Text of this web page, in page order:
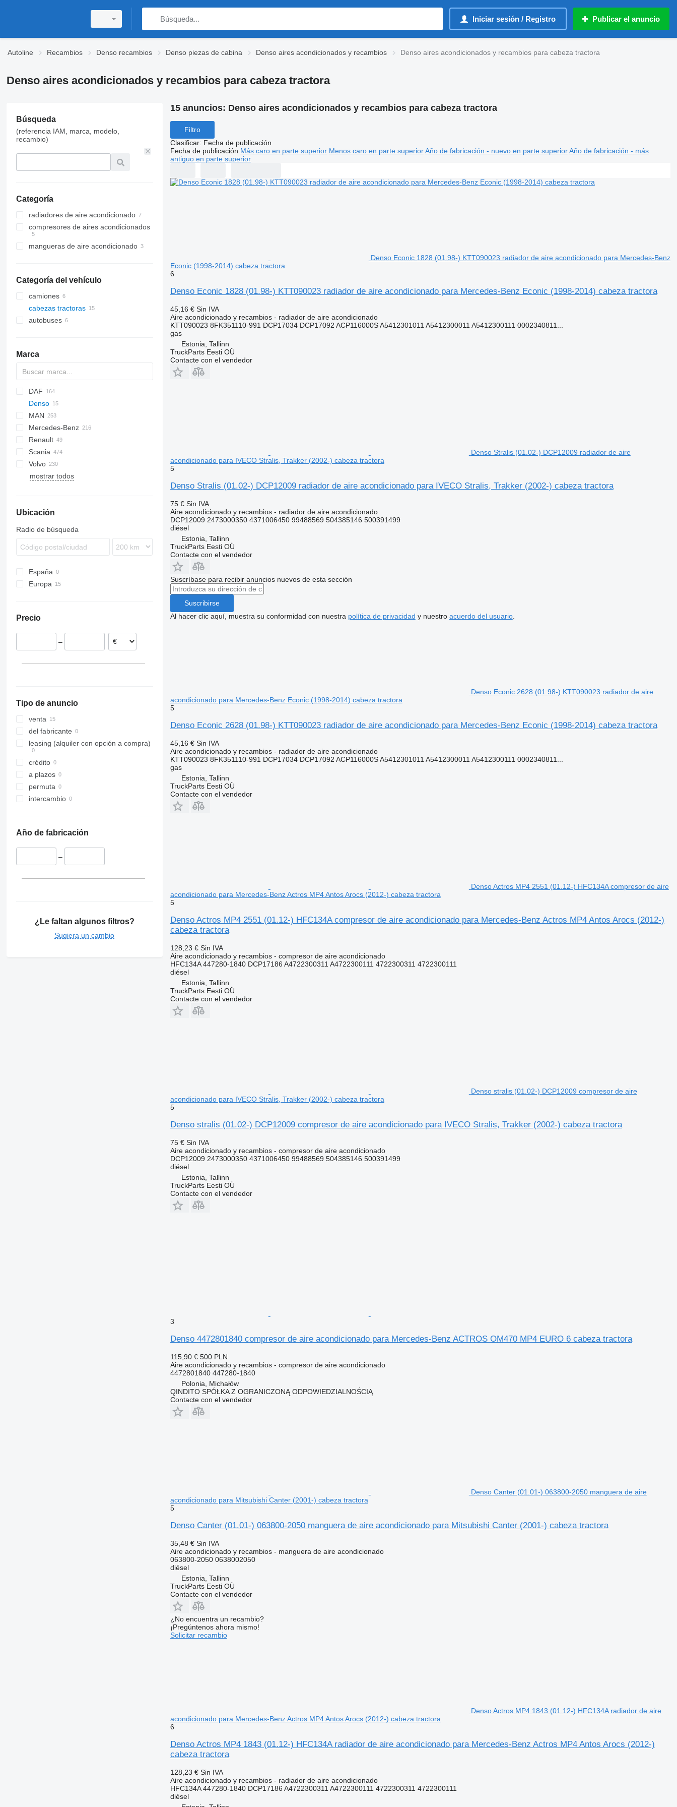
Iniciar sesión / Registro Publicar el anuncio
Autoline Recambios Denso recambios Denso piezas de cabina Denso aires acondicionados y recambios Denso aires acondicionados y recambios para cabeza tractora
Denso aires acondicionados y recambios para cabeza tractora
Búsqueda
(referencia IAM, marca, modelo,
recambio)
Categoría
radiadores de aire acondicionado
compresores de aires acondicionados
mangueras de aire acondicionado
Categoría del vehículo
camiones
cabezas tractoras
autobuses
Marca
DAF
CF
LF
XF
XG
Denso
S-Way
Stralis
Trakker
MAN
Lion's series
TGA
TGL
TGM
TGS
Mercedes-Benz
A-Class
Actros
Antos
Arocs
Econic
Canter
Renault
Kerax
Magnum
Midlum
Scania
G-series
P-series
Volvo
B-series
FM
VNL
mostrar todos
Ubicación
Radio de búsqueda
España
Europa
Alemania
Precio
–
Tipo de anuncio
venta
del fabricante
leasing (alquiler con opción a compra)
crédito
a plazos
permuta
intercambio
Año de fabricación
–
¿Le faltan algunos filtros?
Sugiera un cambio
15 anuncios: Denso aires acondicionados y recambios para cabeza tractora
Filtro
Clasificar: Fecha de publicación
Fecha de publicación Más caro en parte superior Menos caro en parte superior Año de fabricación - nuevo en parte superior Año de fabricación - más
antiguo en parte superior
Denso Econic 1828 (01.98-) KTT090023 radiador de aire acondicionado para Mercedes-Benz
Econic (1998-2014) cabeza tractora
6
Denso Econic 1828 (01.98-) KTT090023 radiador de aire acondicionado para Mercedes-Benz Econic (1998-2014) cabeza tractora
45,16 € Sin IVA
Aire acondicionado y recambios - radiador de aire acondicionado
KTT090023 8FK351110-991 DCP17034 DCP17092 ACP116000S A5412301011 A5412300011 A5412300111 0002340811...
gas
Estonia, Tallinn
TruckParts Eesti OÜ
Contacte con el vendedor
Denso Stralis (01.02-) DCP12009 radiador de aire
acondicionado para IVECO Stralis, Trakker (2002-) cabeza tractora
5
Denso Stralis (01.02-) DCP12009 radiador de aire acondicionado para IVECO Stralis, Trakker (2002-) cabeza tractora
75 € Sin IVA
Aire acondicionado y recambios - radiador de aire acondicionado
DCP12009 2473000350 4371006450 99488569 504385146 500391499
diésel
Estonia, Tallinn
TruckParts Eesti OÜ
Contacte con el vendedor
Suscríbase para recibir anuncios nuevos de esta sección
Suscribirse
Al hacer clic aquí, muestra su conformidad con nuestra política de privacidad y nuestro acuerdo del usuario.
Denso Econic 2628 (01.98-) KTT090023 radiador de aire
acondicionado para Mercedes-Benz Econic (1998-2014) cabeza tractora
5
Denso Econic 2628 (01.98-) KTT090023 radiador de aire acondicionado para Mercedes-Benz Econic (1998-2014) cabeza tractora
45,16 € Sin IVA
Aire acondicionado y recambios - radiador de aire acondicionado
KTT090023 8FK351110-991 DCP17034 DCP17092 ACP116000S A5412301011 A5412300011 A5412300111 0002340811...
gas
Estonia, Tallinn
TruckParts Eesti OÜ
Contacte con el vendedor
Denso Actros MP4 2551 (01.12-) HFC134A compresor de aire
acondicionado para Mercedes-Benz Actros MP4 Antos Arocs (2012-) cabeza tractora
5
Denso Actros MP4 2551 (01.12-) HFC134A compresor de aire acondicionado para Mercedes-Benz Actros MP4 Antos Arocs (2012-)
cabeza tractora
128,23 € Sin IVA
Aire acondicionado y recambios - compresor de aire acondicionado
HFC134A 447280-1840 DCP17186 A4722300311 A4722300111 4722300311 4722300111
diésel
Estonia, Tallinn
TruckParts Eesti OÜ
Contacte con el vendedor
Denso stralis (01.02-) DCP12009 compresor de aire
acondicionado para IVECO Stralis, Trakker (2002-) cabeza tractora
5
Denso stralis (01.02-) DCP12009 compresor de aire acondicionado para IVECO Stralis, Trakker (2002-) cabeza tractora
75 € Sin IVA
Aire acondicionado y recambios - compresor de aire acondicionado
DCP12009 2473000350 4371006450 99488569 504385146 500391499
diésel
Estonia, Tallinn
TruckParts Eesti OÜ
Contacte con el vendedor
3
Denso 4472801840 compresor de aire acondicionado para Mercedes-Benz ACTROS OM470 MP4 EURO 6 cabeza tractora
115,90 € 500 PLN
Aire acondicionado y recambios - compresor de aire acondicionado
4472801840 447280-1840
Polonia, Michałów
QINDITO SPÓŁKA Z OGRANICZONĄ ODPOWIEDZIALNOŚCIĄ
Contacte con el vendedor
Denso Canter (01.01-) 063800-2050 manguera de aire
acondicionado para Mitsubishi Canter (2001-) cabeza tractora
5
Denso Canter (01.01-) 063800-2050 manguera de aire acondicionado para Mitsubishi Canter (2001-) cabeza tractora
35,48 € Sin IVA
Aire acondicionado y recambios - manguera de aire acondicionado
063800-2050 0638002050
diésel
Estonia, Tallinn
TruckParts Eesti OÜ
Contacte con el vendedor
¿No encuentra un recambio?
¡Pregúntenos ahora mismo!
Solicitar recambio
Denso Actros MP4 1843 (01.12-) HFC134A radiador de aire
acondicionado para Mercedes-Benz Actros MP4 Antos Arocs (2012-) cabeza tractora
6
Denso Actros MP4 1843 (01.12-) HFC134A radiador de aire acondicionado para Mercedes-Benz Actros MP4 Antos Arocs (2012-)
cabeza tractora
128,23 € Sin IVA
Aire acondicionado y recambios - radiador de aire acondicionado
HFC134A 447280-1840 DCP17186 A4722300311 A4722300111 4722300311 4722300111
diésel